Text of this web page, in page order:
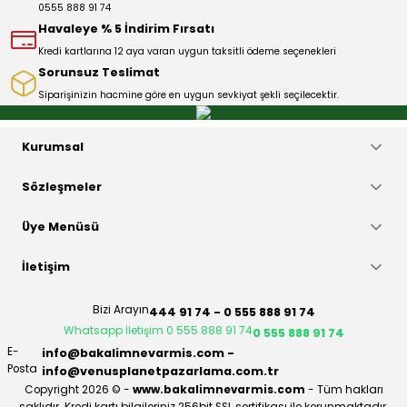
Bu ürüne benzer farklı alternatifler olmalı.
0555 888 91 74
Havaleye % 5 İndirim Fırsatı
Kredi kartlarına 12 aya varan uygun taksitli ödeme seçenekleri
Sorunsuz Teslimat
Siparişinizin hacmine göre en uygun sevkiyat şekli seçilecektir.
Kurumsal
Sözleşmeler
Üye Menüsü
İletişim
Bizi Arayın444 91 74 - 0 555 888 91 74
Whatsapp İletişim 0 555 888 91 740 555 888 91 74
E-
Posta
info@bakalimnevarmis.com -
info@venusplanetpazarlama.com.tr
Copyright 2026 © - www.bakalimnevarmis.com - Tüm hakları